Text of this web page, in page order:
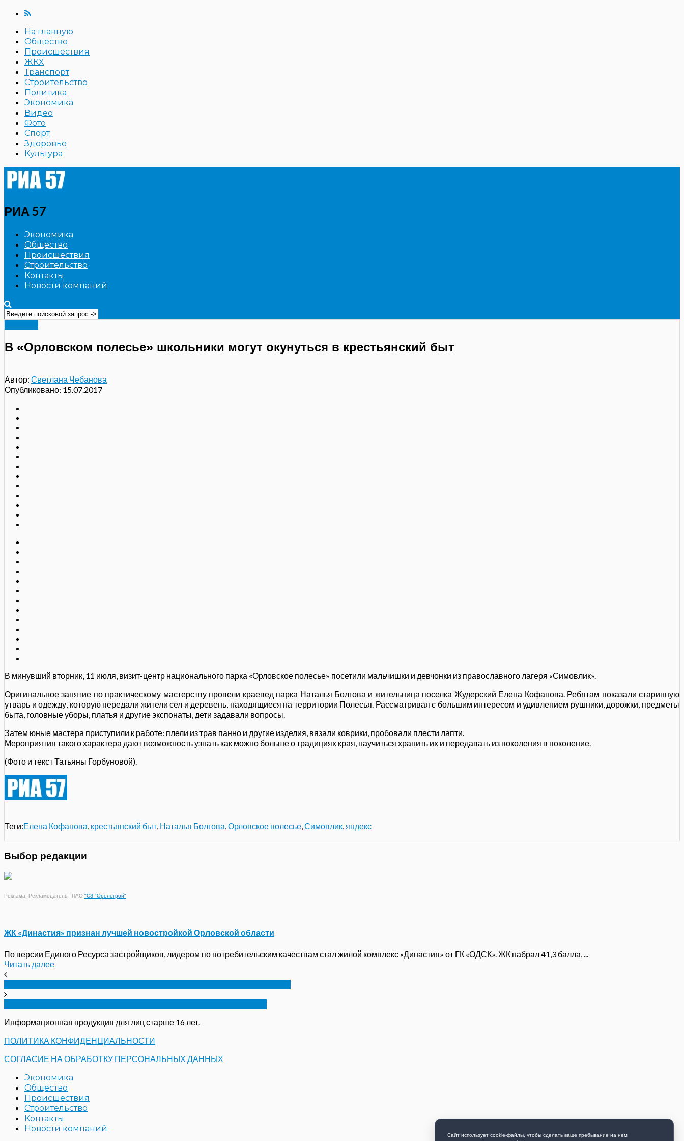
На главную
Общество
Происшествия
ЖКХ
Транспорт
Строительство
Политика
Экономика
Видео
Фото
Спорт
Здоровье
Культура
РИА 57
Экономика
Общество
Происшествия
Строительство
Контакты
Новости компаний
В «Орловском полесье» школьники могут окунуться в крестьянский быт
Автор: Светлана Чебанова
Опубликовано: 15.07.2017
В минувший вторник, 11 июля, визит-центр национального парка «Орловское полесье» посетили мальчишки и девчонки из православного лагеря «Симовлик».
Оригинальное занятие по практическому мастерству провели краевед парка Наталья Болгова и жительница поселка Жудерский Елена Кофанова. Ребятам показали старинную
утварь и одежду, которую передали жители сел и деревень, находящиеся на территории Полесья. Рассматривая с большим интересом и удивлением рушники, дорожки, предметы
быта, головные уборы, платья и другие экспонаты, дети задавали вопросы.
Затем юные мастера приступили к работе: плели из трав панно и другие изделия, вязали коврики, пробовали плести лапти.
Мероприятия такого характера дают возможность узнать как можно больше о традициях края, научиться хранить их и передавать из поколения в поколение.
(Фото и текст Татьяны Горбуновой).
Теги:Елена Кофанова крестьянский быт Наталья Болгова Орловское полесье Симовлик яндекс
Выбор редакции
Реклама. Рекламодатель - ПАО "СЗ "Орелстрой"
ЖК «Династия» признан лучшей новостройкой Орловской области
По версии Единого Ресурса застройщиков, лидером по потребительским качествам стал жилой комплекс «Династия» от ГК «ОДСК». ЖК набрал 41,3 балла, ...
Читать далее
Информационная продукция для лиц старше 16 лет.
ПОЛИТИКА КОНФИДЕНЦИАЛЬНОСТИ
СОГЛАСИЕ НА ОБРАБОТКУ ПЕРСОНАЛЬНЫХ ДАННЫХ
Экономика
Общество
Происшествия
Строительство
Контакты
Новости компаний
Сайт использует cookie-файлы, чтобы сделать ваше пребывание на нем